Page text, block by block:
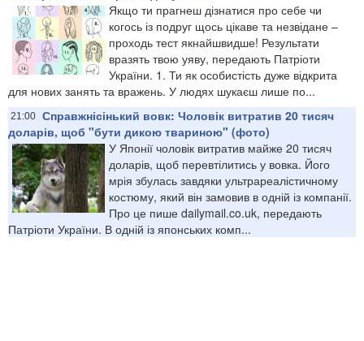
Якщо ти прагнеш дізнатися про себе чи
когось із подруг щось цікаве та незвідане –
проходь тест якнайшвидше! Результати
вразять твою уяву, передають Патріоти
України. 1. Ти як особистість дуже відкрита
для нових занять та вражень. У людях шукаєш лише по...
21:00 Справжнісінький вовк: Чоловік витратив 20 тисяч
доларів, щоб "бути дикою твариною" (фото)
У Японії чоловік витратив майже 20 тисяч
доларів, щоб перевтілитись у вовка. Його
мрія збулась завдяки ультрареалістичному
костюму, який він замовив в одній із компанії.
Про це пише dailymail.co.uk, передають
Патріоти України. В одній із японських комп...